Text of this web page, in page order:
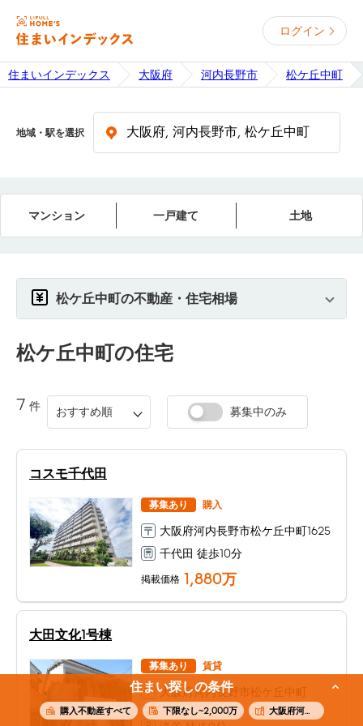
ログイン
住まいインデックス 大阪府 河内長野市 松ケ丘中町
住まい探しの条件
購入不動産すべて 下限なし~2,000万 大阪府河内長野市松ケ丘中町
地域・駅を選択
マンション 一戸建て 土地
松ケ丘中町の不動産・住宅相場
松ケ丘中町の住宅
7 件 おすすめ順 募集中のみ
コスモ千代田
募集あり 購入
大阪府河内長野市松ケ丘中町1625
千代田 徒歩10分
掲載価格 1,880万
大田文化1号棟
募集あり 賃貸
大阪府河内長野市松ケ丘中町
1327-1